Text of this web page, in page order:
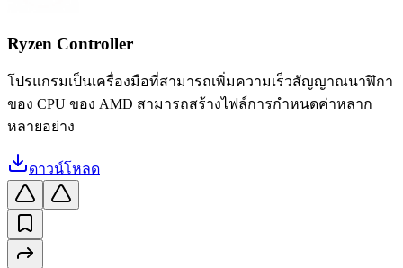
Ryzen Controller
โปรแกรมเป็นเครื่องมือที่สามารถเพิ่มความเร็วสัญญาณนาฬิกา
ของ CPU ของ AMD สามารถสร้างไฟล์การกำหนดค่าหลาก
หลายอย่าง
ดาวน์โหลด